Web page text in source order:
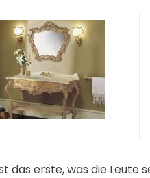
das erste, was die Leute